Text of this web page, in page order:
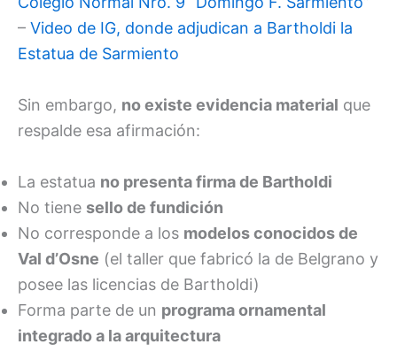
– Video de IG, donde adjudican a Bartholdi la
Estatua de Sarmiento
Sin embargo, no existe evidencia material que
respalde esa afirmación:
La estatua no presenta firma de Bartholdi
No tiene sello de fundición
No corresponde a los modelos conocidos de
Val d’Osne (el taller que fabricó la de Belgrano y
posee las licencias de Bartholdi)
Forma parte de un programa ornamental
integrado a la arquitectura